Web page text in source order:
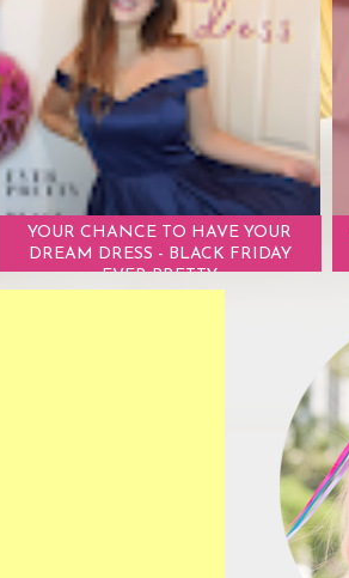
YOUR CHANCE TO HAVE YOUR
DREAM DRESS - BLACK FRIDAY
EVER PRETTY